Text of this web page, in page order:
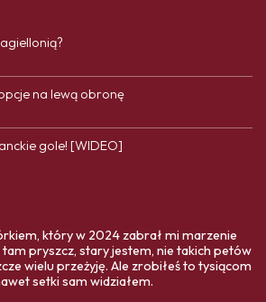
na lewą obronę
gole! [WIDEO]
który w 2024 zabrał mi marzenie
pryszcz, stary jestem, nie takich petów
wielu przeżyję. Ale zrobiłeś to tysiącom
setki sam widziałem.